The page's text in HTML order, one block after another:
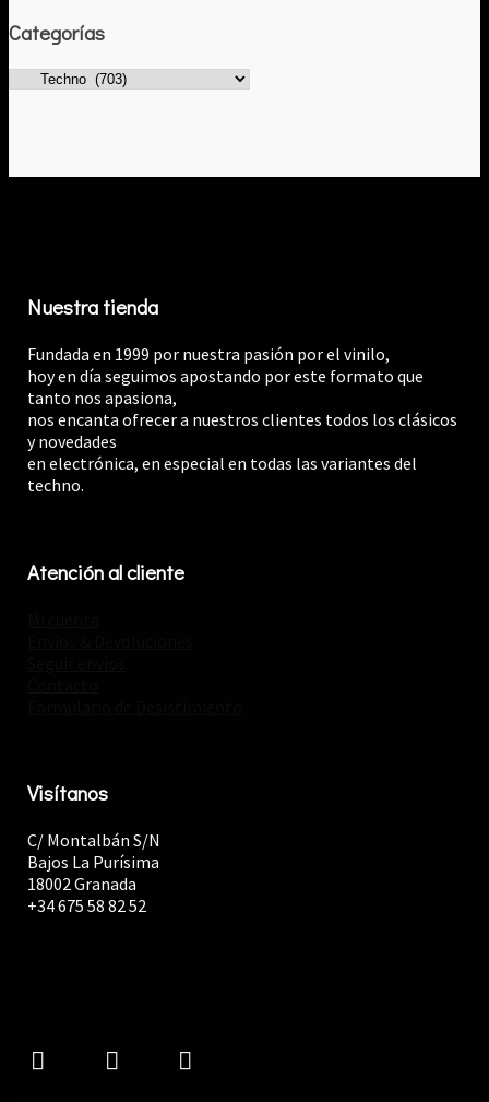
Categorías
Nuestra tienda
Fundada en 1999 por nuestra pasión por el vinilo,
hoy en día seguimos apostando por este formato que
tanto nos apasiona,
nos encanta ofrecer a nuestros clientes todos los clásicos
y novedades
en electrónica, en especial en todas las variantes del
techno.
Atención al cliente
Visítanos
C/ Montalbán S/N
Bajos La Purísima
18002 Granada
+34 675 58 82 52